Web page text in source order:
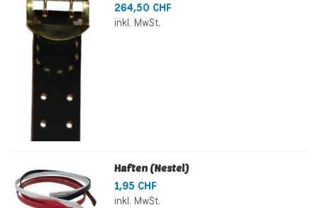
264,50 CHF
inkl. MwSt.
Haften (Nestel)
1,95 CHF
inkl. MwSt.